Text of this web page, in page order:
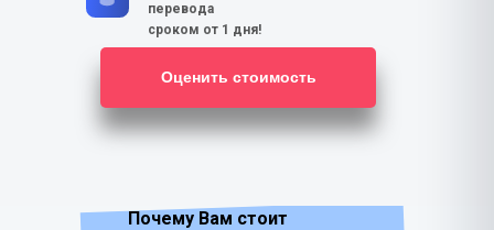
перевода
сроком от 1 дня!
Оценить стоимость
Почему Вам стоит